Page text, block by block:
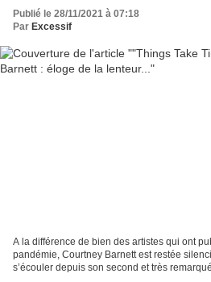
Publié le 28/11/2021 à 07:18
Par Excessif
A la différence de bien des artistes qui ont
pandémie, Courtney Barnett est restée
s’écouler depuis son second et très